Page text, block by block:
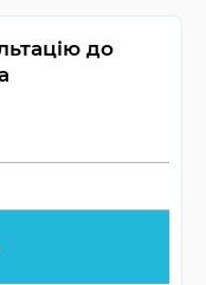
вони швидко,
як прийом
будуть здоровими
посміхатися,
зубки.
до